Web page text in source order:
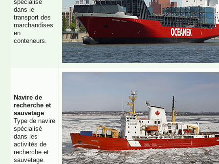
spécialisé
dans le
transport des
marchandises
en
conteneurs.
Navire de
recherche et
sauvetage :
Type de navire
spécialisé
dans les
activités de
recherche et
sauvetage.